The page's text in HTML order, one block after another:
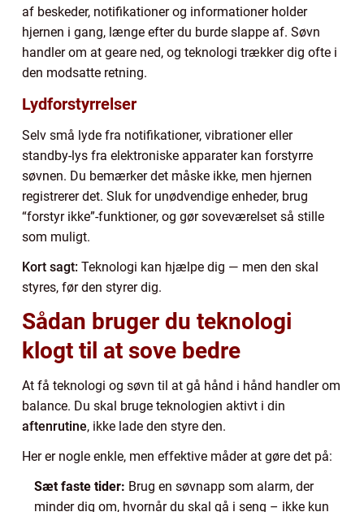
af beskeder, notifikationer og informationer holder
hjernen i gang, længe efter du burde slappe af. Søvn
handler om at geare ned, og teknologi trækker dig ofte i
den modsatte retning.
Lydforstyrrelser
Selv små lyde fra notifikationer, vibrationer eller
standby-lys fra elektroniske apparater kan forstyrre
søvnen. Du bemærker det måske ikke, men hjernen
registrerer det. Sluk for unødvendige enheder, brug
“forstyr ikke”-funktioner, og gør soveværelset så stille
som muligt.
Kort sagt: Teknologi kan hjælpe dig — men den skal
styres, før den styrer dig.
Sådan bruger du teknologi
klogt til at sove bedre
At få teknologi og søvn til at gå hånd i hånd handler om
balance. Du skal bruge teknologien aktivt i din
aftenrutine, ikke lade den styre den.
Her er nogle enkle, men effektive måder at gøre det på:
Sæt faste tider: Brug en søvnapp som alarm, der
minder dig om, hvornår du skal gå i seng – ikke kun